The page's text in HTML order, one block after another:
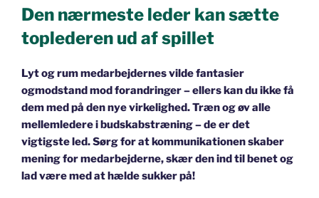
DEN
Den nærmeste leder kan sætte
toplederen ud af spillet
Lyt og rum medarbejdernes vilde fantasier
ogmodstand mod forandringer – ellers kan du ikke få
dem med på den nye virkelighed. Træn og øv alle
mellemledere i budskabstræning – de er det
vigtigste led. Sørg for at kommunikationen skaber
mening for medarbejderne, skær den ind til benet og
lad være med at hælde sukker på!